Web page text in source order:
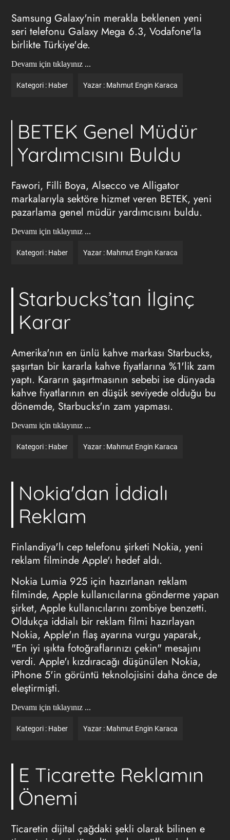
Samsung Galaxy'nin merakla beklenen yeni
seri telefonu Galaxy Mega 6.3, Vodafone'la
birlikte Türkiye'de.
Devamı için tıklayınız ...
Kategori : Haber Yazar : Mahmut Engin Karaca
BETEK Genel Müdür
Yardımcısını Buldu
Fawori, Filli Boya, Alsecco ve Alligator
markalarıyla sektöre hizmet veren BETEK, yeni
pazarlama genel müdür yardımcısını buldu.
Devamı için tıklayınız ...
Kategori : Haber Yazar : Mahmut Engin Karaca
Starbucks’tan İlginç
Karar
Amerika'nın en ünlü kahve markası Starbucks,
şaşırtan bir kararla kahve fiyatlarına %1'lik zam
yaptı. Kararın şaşırtmasının sebebi ise dünyada
kahve fiyatlarının en düşük seviyede olduğu bu
dönemde, Starbucks'ın zam yapması.
Devamı için tıklayınız ...
Kategori : Haber Yazar : Mahmut Engin Karaca
Nokia'dan İddialı
Reklam
Finlandiya'lı cep telefonu şirketi Nokia, yeni
reklam filminde Apple'ı hedef aldı.
Nokia Lumia 925 için hazırlanan reklam
filminde, Apple kullanıcılarına gönderme yapan
şirket, Apple kullanıcılarını zombiye benzetti.
Oldukça iddialı bir reklam filmi hazırlayan
Nokia, Apple'ın flaş ayarına vurgu yaparak,
"En iyi ışıkta fotoğraflarınızı çekin" mesajını
verdi. Apple'ı kızdıracağı düşünülen Nokia,
iPhone 5'in görüntü teknolojisini daha önce de
eleştirmişti.
Devamı için tıklayınız ...
Kategori : Haber Yazar : Mahmut Engin Karaca
E Ticarette Reklamın
Önemi
Ticaretin dijital çağdaki şekli olarak bilinen e